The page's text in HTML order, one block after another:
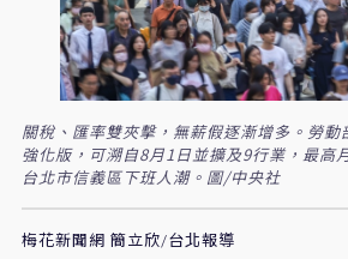
關稅、匯率雙夾擊，無薪假逐漸增多。勞
強化版，可溯自8月1日並擴及9行業，最高
台北市信義區下班人潮。圖/中央社
梅花新聞網 簡立欣/台北報導